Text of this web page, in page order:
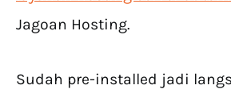
Jagoan Hosting.
Sudah pre-installed jadi